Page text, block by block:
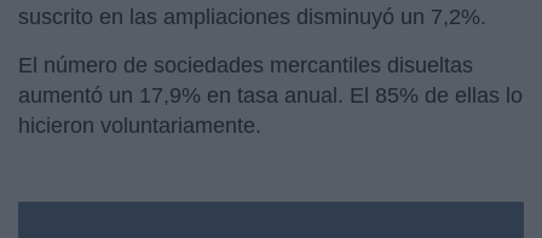
suscrito en las ampliaciones disminuyó un 7,2%.
El número de sociedades mercantiles disueltas
aumentó un 17,9% en tasa anual. El 85% de ellas lo
hicieron voluntariamente.